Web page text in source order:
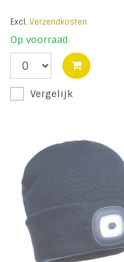
Excl. Verzendkosten
Op voorraad
Vergelijk